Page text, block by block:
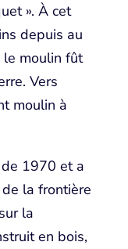
». À cet
depuis au
le moulin fût
Vers
moulin à
1970 et a
la frontière
la
en bois,